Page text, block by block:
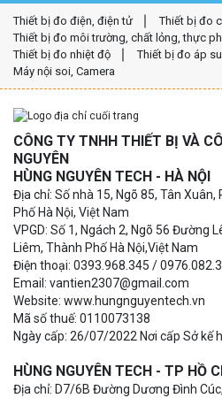
Thiết bị đo điện, điện tử
Thiết bị đo
Thiết bị đo môi trường, chất lỏng, thực
Thiết bị đo nhiệt độ
Thiết bị đo áp
Máy nội soi, Camera
CÔNG TY TNHH THIẾT BỊ VÀ
NGUYÊN
HÙNG NGUYÊN TECH - HÀ NỘI
Địa chỉ: Số nhà 15, Ngõ 85, Tân
Phố Hà Nội, Việt Nam
VPGD: Số 1, Ngách 2, Ngõ 56 Đường
Liêm, Thành Phố Hà Nội,Việt Nam
Điện thoại: 0393.968.345 /
Email: vantien2307@gmail.com
Website: www.hungnguyentech.vn
Mã số thuế: 0110073138
Ngày cấp: 26/07/2022 Nơi cấp Sở kế
HÙNG NGUYÊN TECH - TP HỒ
Địa chỉ: D7/6B Đường Dương Đình